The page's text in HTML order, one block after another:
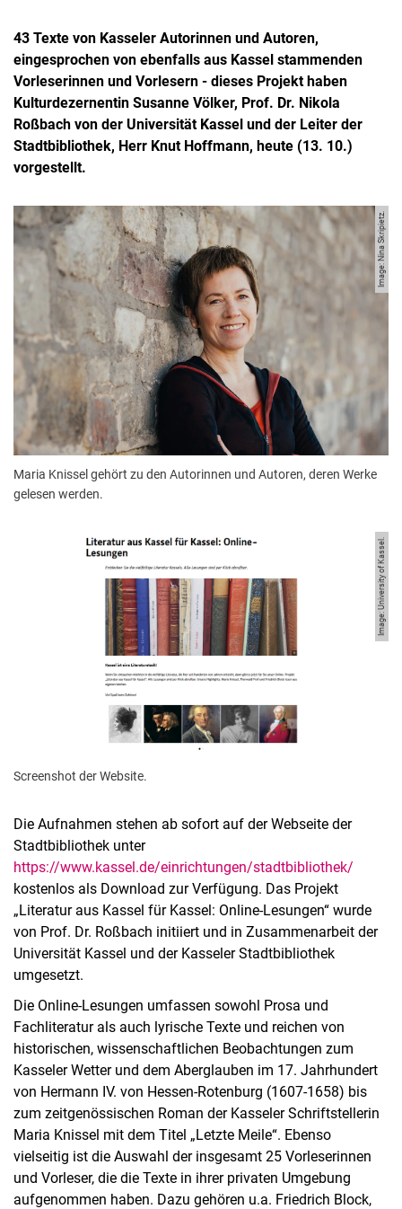
43 Texte von Kasseler Autorinnen und Autoren,
eingesprochen von ebenfalls aus Kassel stammenden
Vorleserinnen und Vorlesern - dieses Projekt haben
Kulturdezernentin Susanne Völker, Prof. Dr. Nikola
Roßbach von der Universität Kassel und der Leiter der
Stadtbibliothek, Herr Knut Hoffmann, heute (13. 10.)
vorgestellt.
Image: Nina Skripietz.
Maria Knissel gehört zu den Autorinnen und Autoren, deren Werke
gelesen werden.
Image: University of Kassel.
Screenshot der Website.
Die Aufnahmen stehen ab sofort auf der Webseite der
Stadtbibliothek unter
https://www.kassel.de/einrichtungen/stadtbibliothek/
kostenlos als Download zur Verfügung. Das Projekt
„Literatur aus Kassel für Kassel: Online-Lesungen“ wurde
von Prof. Dr. Roßbach initiiert und in Zusammenarbeit der
Universität Kassel und der Kasseler Stadtbibliothek
umgesetzt.
Die Online-Lesungen umfassen sowohl Prosa und
Fachliteratur als auch lyrische Texte und reichen von
historischen, wissenschaftlichen Beobachtungen zum
Kasseler Wetter und dem Aberglauben im 17. Jahrhundert
von Hermann IV. von Hessen-Rotenburg (1607-1658) bis
zum zeitgenössischen Roman der Kasseler Schriftstellerin
Maria Knissel mit dem Titel „Letzte Meile“. Ebenso
vielseitig ist die Auswahl der insgesamt 25 Vorleserinnen
und Vorleser, die die Texte in ihrer privaten Umgebung
aufgenommen haben. Dazu gehören u.a. Friedrich Block,